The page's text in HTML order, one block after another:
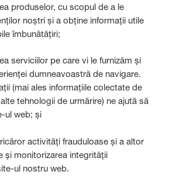
produselor, cu scopul de a le
noștri și a obține informații utile
îmbunătățiri;
serviciilor pe care vi le furnizăm și
dumneavoastră de navigare.
(mai ales informațiile colectate de
tehnologii de urmărire) ne ajută să
ul web; și
activități frauduloase și a altor
și monitorizarea integrității
ul nostru web.